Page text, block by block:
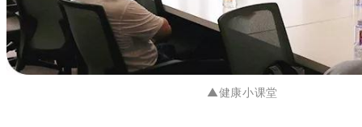
▲健康小课堂